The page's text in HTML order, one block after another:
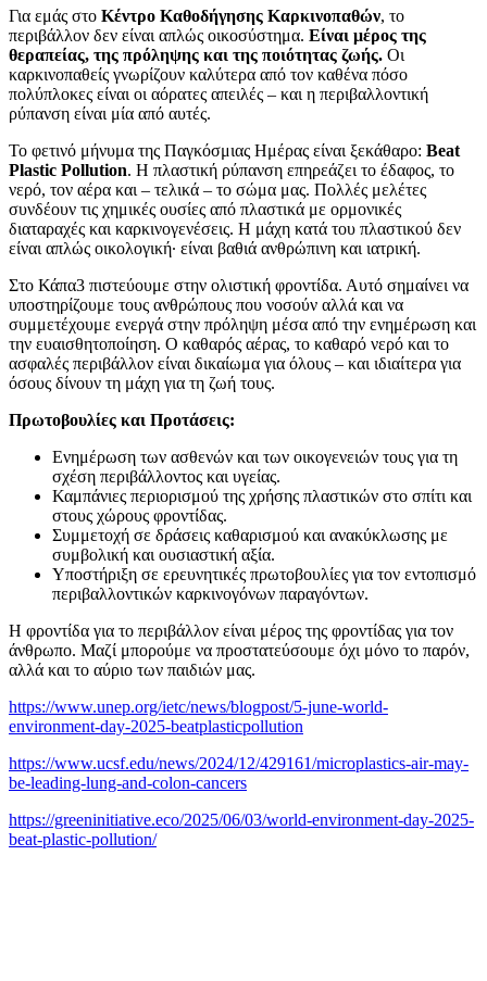
Για εμάς στο Κέντρο Καθοδήγησης Καρκινοπαθών, το
περιβάλλον δεν είναι απλώς οικοσύστημα. Είναι μέρος της
θεραπείας, της πρόληψης και της ποιότητας ζωής. Οι
καρκινοπαθείς γνωρίζουν καλύτερα από τον καθένα πόσο
πολύπλοκες είναι οι αόρατες απειλές – και η περιβαλλοντική
ρύπανση είναι μία από αυτές.
Το φετινό μήνυμα της Παγκόσμιας Ημέρας είναι ξεκάθαρο: Beat
Plastic Pollution. Η πλαστική ρύπανση επηρεάζει το έδαφος, το
νερό, τον αέρα και – τελικά – το σώμα μας. Πολλές μελέτες
συνδέουν τις χημικές ουσίες από πλαστικά με ορμονικές
διαταραχές και καρκινογενέσεις. Η μάχη κατά του πλαστικού δεν
είναι απλώς οικολογική∙ είναι βαθιά ανθρώπινη και ιατρική.
Στο Κάπα3 πιστεύουμε στην ολιστική φροντίδα. Αυτό σημαίνει να
υποστηρίζουμε τους ανθρώπους που νοσούν αλλά και να
συμμετέχουμε ενεργά στην πρόληψη μέσα από την ενημέρωση και
την ευαισθητοποίηση. Ο καθαρός αέρας, το καθαρό νερό και το
ασφαλές περιβάλλον είναι δικαίωμα για όλους – και ιδιαίτερα για
όσους δίνουν τη μάχη για τη ζωή τους.
Πρωτοβουλίες και Προτάσεις:
Ενημέρωση των ασθενών και των οικογενειών τους για τη
σχέση περιβάλλοντος και υγείας.
Καμπάνιες περιορισμού της χρήσης πλαστικών στο σπίτι και
στους χώρους φροντίδας.
Συμμετοχή σε δράσεις καθαρισμού και ανακύκλωσης με
συμβολική και ουσιαστική αξία.
Υποστήριξη σε ερευνητικές πρωτοβουλίες για τον εντοπισμό
περιβαλλοντικών καρκινογόνων παραγόντων.
Η φροντίδα για το περιβάλλον είναι μέρος της φροντίδας για τον
άνθρωπο. Μαζί μπορούμε να προστατεύσουμε όχι μόνο το παρόν,
αλλά και το αύριο των παιδιών μας.
https://www.unep.org/ietc/news/blogpost/5-june-world-
environment-day-2025-beatplasticpollution
https://www.ucsf.edu/news/2024/12/429161/microplastics-air-may-
be-leading-lung-and-colon-cancers
https://greeninitiative.eco/2025/06/03/world-environment-day-2025-
beat-plastic-pollution/